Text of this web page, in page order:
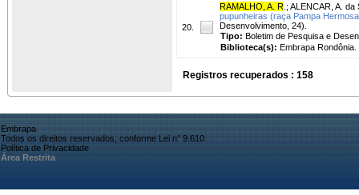
20.
RAMALHO, A. R ; ALENCAR, A. da
pupunheiras (raça Pampa
Desenvolvimento, 24).
Tipo: Boletim de Pesquisa e
Biblioteca(s): Embrapa Rondônia.
Registros recuperados : 158
Embrapa
Todos os direitos reservados, conforme Lei n° 9.610
Política de Privacidade
Área Restrita